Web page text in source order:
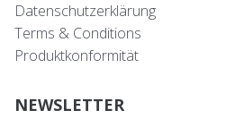
Datenschutzerklärung
Terms & Conditions
Produktkonformität
NEWSLETTER